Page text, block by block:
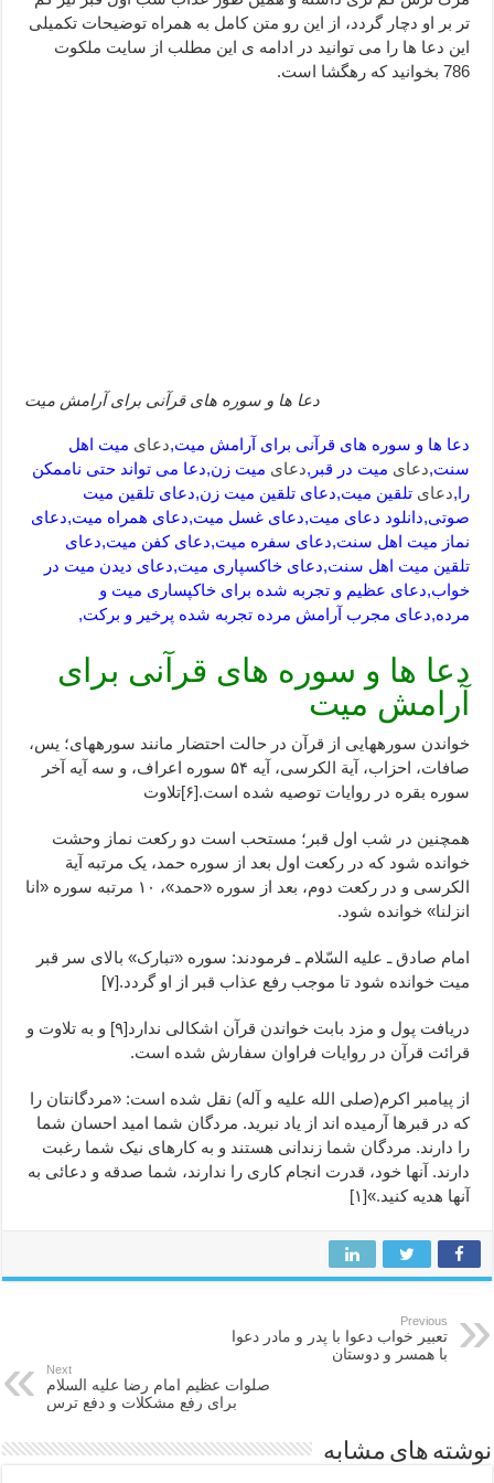
دعا قدرت و توانمندی – دعا برای افزایش انرژی بدن و قدرت بازو
دعای ابودردا برای در امان ماندن از بلا – دعای ایمنی از سوختن
تر بر او دچار گردد، از این رو متن کامل به همراه توضیحات تکمیلی
این دعا ها را می توانید در ادامه ی این مطلب از سایت ملکوت
786 بخوانید که رهگشا است.
دعا ها و سوره های قرآنی برای آرامش میت
دعا ها و سوره های قرآنی برای آرامش میت,دعای میت اهل
سنت,دعای میت در قبر,دعای میت زن,دعا می تواند حتی ناممکن
را,دعای تلقین میت,دعای تلقین میت زن,دعای تلقین میت
صوتی,دانلود دعای میت,دعای غسل میت,دعای همراه میت,دعای
نماز میت اهل سنت,دعای سفره میت,دعای کفن میت,دعای
تلقین میت اهل سنت,دعای خاکسپاری میت,دعای دیدن میت در
خواب,دعای عظیم و تجربه شده برای خاکپساری میت و
مرده,دعای مجرب آرامش مرده تجربه شده پرخیر و برکت,
دعا ها و سوره های قرآنی برای
آرامش میت
خواندن سوره‎هایی از قرآن در حالت احتضار مانند سوره‎های؛ یس،
صافات، احزاب، آیة الکرسی، آیه ۵۴ سوره اعراف، و سه آیه آخر
سوره بقره در روایات توصیه شده است.[۶]تلاوت
همچنین در شب اول قبر؛ مستحب است دو رکعت نماز وحشت
خوانده شود که در رکعت اول بعد از سوره حمد، یک مرتبه آیة
الکرسی و در رکعت دوم، بعد از سوره «حمد»، ۱۰ مرتبه سوره «انا
انزلنا» خوانده شود.
امام صادق ـ علیه السّلام ـ فرمودند: سوره «تبارک» بالای سر قبر
میت خوانده شود تا موجب رفع عذاب قبر از او گردد.[۷]
دریافت پول و مزد بابت خواندن قرآن اشکالی ندارد[۹] و به تلاوت و
قرائت قرآن در روایات فراوان سفارش شده است.
از پیامبر اکرم(صلی الله علیه و آله) نقل شده است: «مردگانتان را
که در قبرها آرمیده اند از یاد نبرید. مردگان شما امید احسان شما
را دارند. مردگان شما زندانی هستند و به کارهای نیک شما رغبت
دارند. آنها خود، قدرت انجام کاری را ندارند، شما صدقه و دعائی به
آنها هدیه کنید.»[۱]
Previous
تعبیر خواب دعوا با پدر و مادر دعوا
با همسر و دوستان
Next
صلوات عظیم امام رضا علیه السلام
برای رفع مشکلات و دفع ترس
نوشته های مشابه